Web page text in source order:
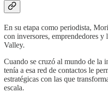
En su etapa como periodista,
con inversores, emprendedores
Valley.
Cuando se cruzó al mundo de la
tenía a esa red de contactos le
estratégicas con las que
escala.